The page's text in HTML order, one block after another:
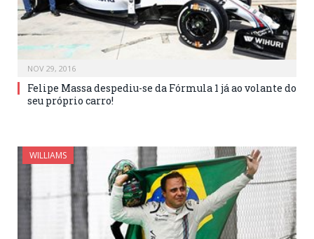
NOV 29, 2016
Felipe Massa despediu-se da Fórmula 1 já ao volante do
seu próprio carro!
WILLIAMS